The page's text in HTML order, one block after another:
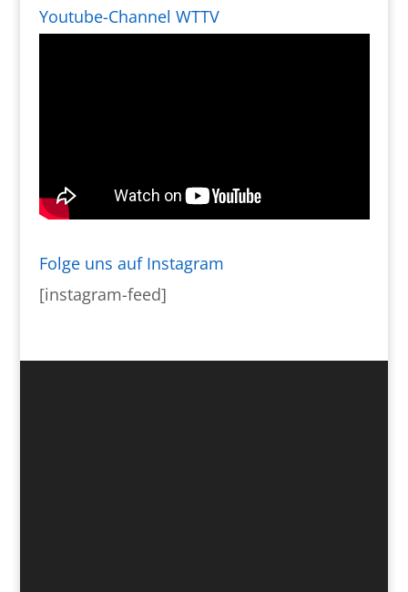
Youtube-Channel WTTV
Folge uns auf Instagram
[instagram-feed]